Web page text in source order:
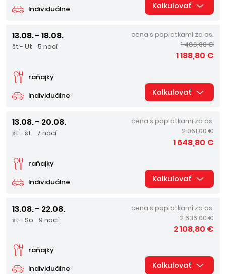
Individuálne Kalkulovať
13.08. - 18.08.
št - Ut 5 nocí
Individuálne
raňajky
cena s poplatkami za os.
1 486,00 €
1 188,80 €
Kalkulovať
13.08. - 20.08.
št - št 7 nocí
Individuálne
raňajky
cena s poplatkami za os.
2 061,00 €
1 648,80 €
Kalkulovať
13.08. - 22.08.
št - So 9 nocí
Individuálne
raňajky
cena s poplatkami za os.
2 636,00 €
2 108,80 €
Kalkulovať